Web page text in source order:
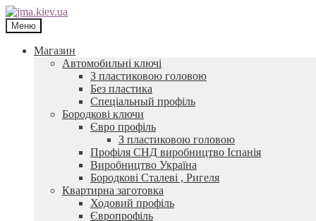
Перейти
до
навігації
Перейти
до
контенту
Меню
Магазин
Автомобильні ключі
З пластиковою головою
Без пластика
Спеціальный профіль
Бородкові ключи
Євро профіль
З пластиковою головою
Профіля СНД виробництво Іспанія
Виробництво Україна
Бородкові Сталеві , Ригеля
Квартирна заготовка
Ходовий профіль
Європрофіль